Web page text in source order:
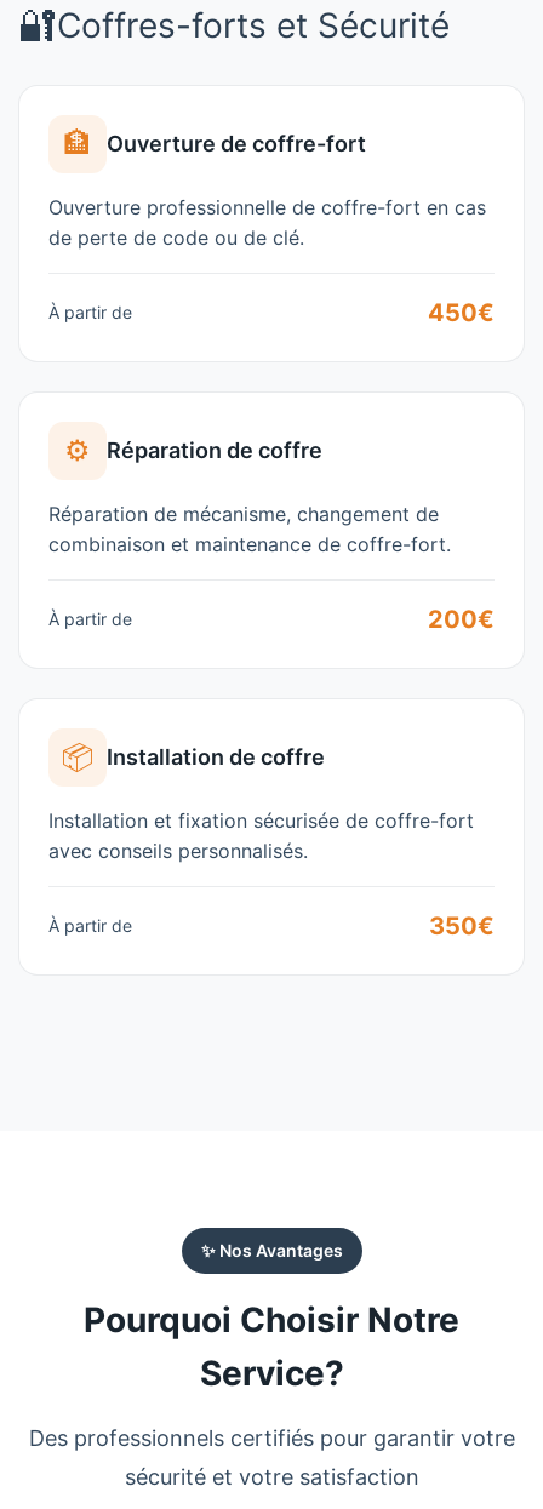
🔐Coffres-forts et Sécurité
🏦 Ouverture de coffre-fort
Ouverture professionnelle de coffre-fort en cas
de perte de code ou de clé.
À partir de 450€
⚙️ Réparation de coffre
Réparation de mécanisme, changement de
combinaison et maintenance de coffre-fort.
À partir de 200€
📦 Installation de coffre
Installation et fixation sécurisée de coffre-fort
avec conseils personnalisés.
À partir de 350€
✨ Nos Avantages
Pourquoi Choisir Notre
Service?
Des professionnels certifiés pour garantir votre
sécurité et votre satisfaction